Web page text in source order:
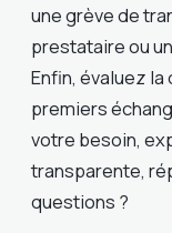
une grève de
prestataire ou
Enfin, évaluez
premiers
votre besoin,
transparente,
questions ?